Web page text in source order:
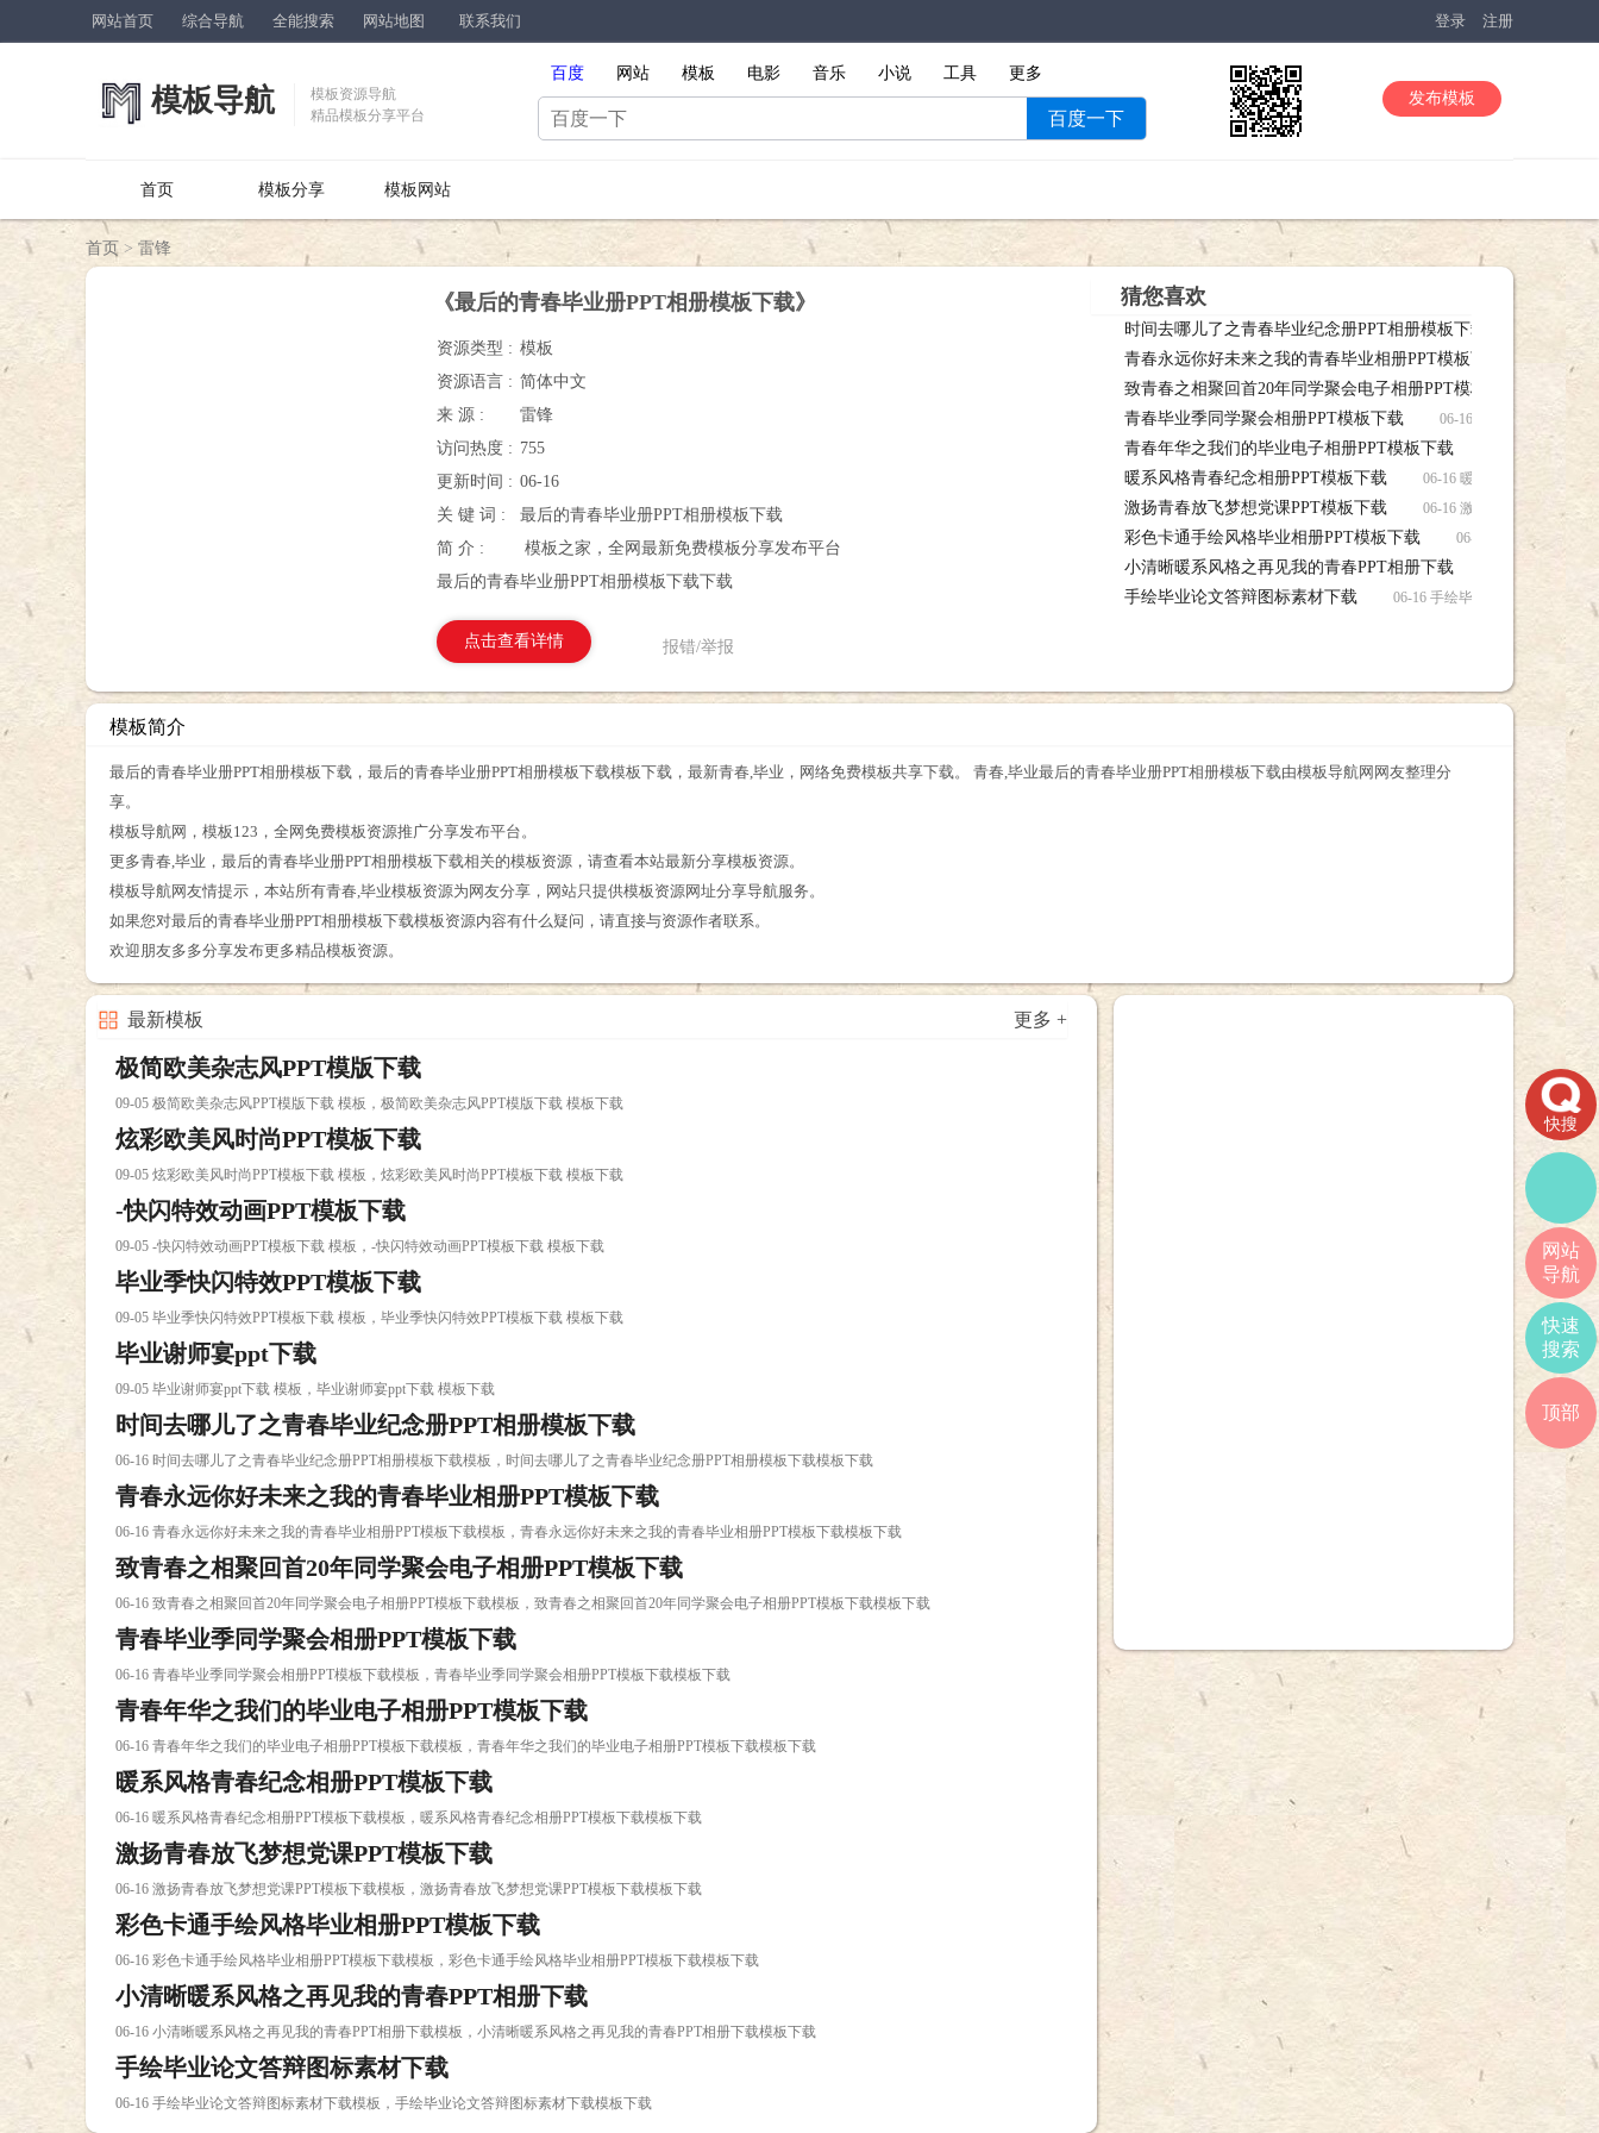
网站首页 综合导航 全能搜索 网站地图 联系我们 登录 注册
模板导航
模板资源导航
精品模板分享平台
百度 网站 模板 电影 音乐 小说 工具 更多
百度一下
发布模板
首页 模板分享 模板网站
首页 > 雷锋
《最后的青春毕业册PPT相册模板下载》
资源类型 : 模板
资源语言 : 简体中文
来 源 :
雷锋
访问热度 : 755
更新时间 : 06-16
关 键 词 :
最后的青春毕业册PPT相册模板下载
简 介 :
模板之家，全网最新免费模板分享发布平台
最后的青春毕业册PPT相册模板下载下载
点击查看详情 报错/举报
猜您喜欢
时间去哪儿了之青春毕业纪念册PPT相册模板下载
业纪念册PPT相册模板下载模板下载
青春永远你好未来之我的青春毕业相册PPT模板下载 06-16
之我的青春毕业相册PPT模板下载模板下载
致青春之相聚回首20年同学聚会电子相册PPT模板下载
回首20年同学聚会电子相册PPT模板下载模板下载
青春毕业季同学聚会相册PPT模板下载 06-16 青春毕业季同学聚
青春年华之我们的毕业电子相册PPT模板下载
PPT模板下载模板下载
暖系风格青春纪念相册PPT模板下载 06-16 暖系风格青春纪念相
激扬青春放飞梦想党课PPT模板下载 06-16 激扬青春放飞梦想党
彩色卡通手绘风格毕业相册PPT模板下载 06-16 彩色卡通手绘
板下载
小清晰暖系风格之再见我的青春PPT相册下载
PPT相册下载模板下载
手绘毕业论文答辩图标素材下载 06-16 手绘毕业论文答辩图标素
模板简介
最后的青春毕业册PPT相册模板下载，最后的青春毕业册PPT相册模板下载模板下载，最新青春,毕业，网络免费模板共享下载。 青春,毕业最后的青春毕业册PPT相册模板下载由模板导航网网友整理分
享。
模板导航网，模板123，全网免费模板资源推广分享发布平台。
更多青春,毕业，最后的青春毕业册PPT相册模板下载相关的模板资源，请查看本站最新分享模板资源。
模板导航网友情提示，本站所有青春,毕业模板资源为网友分享，网站只提供模板资源网址分享导航服务。
如果您对最后的青春毕业册PPT相册模板下载模板资源内容有什么疑问，请直接与资源作者联系。
欢迎朋友多多分享发布更多精品模板资源。
最新模板 更多 +
极简欧美杂志风PPT模版下载
09-05 极简欧美杂志风PPT模版下载 模板，极简欧美杂志风PPT模版下载 模板下载
炫彩欧美风时尚PPT模板下载
09-05 炫彩欧美风时尚PPT模板下载 模板，炫彩欧美风时尚PPT模板下载 模板下载
-快闪特效动画PPT模板下载
09-05 -快闪特效动画PPT模板下载 模板，-快闪特效动画PPT模板下载 模板下载
毕业季快闪特效PPT模板下载
09-05 毕业季快闪特效PPT模板下载 模板，毕业季快闪特效PPT模板下载 模板下载
毕业谢师宴ppt下载
09-05 毕业谢师宴ppt下载 模板，毕业谢师宴ppt下载 模板下载
时间去哪儿了之青春毕业纪念册PPT相册模板下载
06-16 时间去哪儿了之青春毕业纪念册PPT相册模板下载模板，时间去哪儿了之青春毕业纪念册PPT相册模板下载模板下载
青春永远你好未来之我的青春毕业相册PPT模板下载
06-16 青春永远你好未来之我的青春毕业相册PPT模板下载模板，青春永远你好未来之我的青春毕业相册PPT模板下载模板下载
致青春之相聚回首20年同学聚会电子相册PPT模板下载
06-16 致青春之相聚回首20年同学聚会电子相册PPT模板下载模板，致青春之相聚回首20年同学聚会电子相册PPT模板下载模板下载
青春毕业季同学聚会相册PPT模板下载
06-16 青春毕业季同学聚会相册PPT模板下载模板，青春毕业季同学聚会相册PPT模板下载模板下载
青春年华之我们的毕业电子相册PPT模板下载
06-16 青春年华之我们的毕业电子相册PPT模板下载模板，青春年华之我们的毕业电子相册PPT模板下载模板下载
暖系风格青春纪念相册PPT模板下载
06-16 暖系风格青春纪念相册PPT模板下载模板，暖系风格青春纪念相册PPT模板下载模板下载
激扬青春放飞梦想党课PPT模板下载
06-16 激扬青春放飞梦想党课PPT模板下载模板，激扬青春放飞梦想党课PPT模板下载模板下载
彩色卡通手绘风格毕业相册PPT模板下载
06-16 彩色卡通手绘风格毕业相册PPT模板下载模板，彩色卡通手绘风格毕业相册PPT模板下载模板下载
小清晰暖系风格之再见我的青春PPT相册下载
06-16 小清晰暖系风格之再见我的青春PPT相册下载模板，小清晰暖系风格之再见我的青春PPT相册下载模板下载
手绘毕业论文答辩图标素材下载
06-16 手绘毕业论文答辩图标素材下载模板，手绘毕业论文答辩图标素材下载模板下载
快搜
网站
导航
快速
搜索
顶部